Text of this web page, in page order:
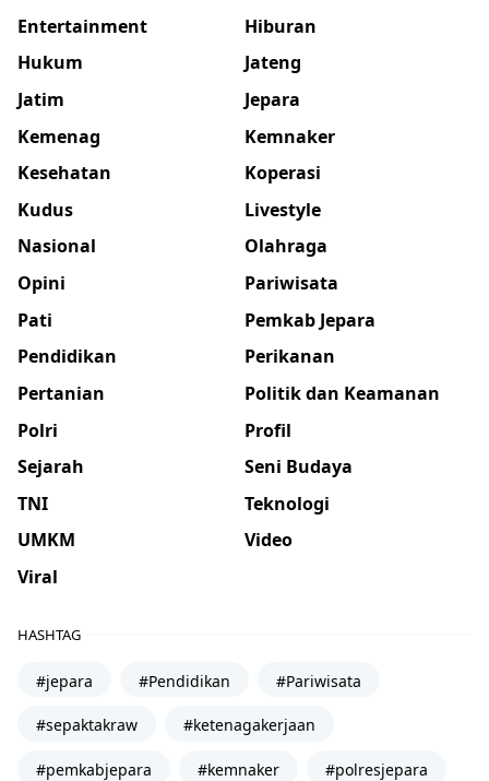
Entertainment
Hiburan
Hukum
Jateng
Jatim
Jepara
Kemenag
Kemnaker
Kesehatan
Koperasi
Kudus
Livestyle
Nasional
Olahraga
Opini
Pariwisata
Pati
Pemkab Jepara
Pendidikan
Perikanan
Pertanian
Politik dan Keamanan
Polri
Profil
Sejarah
Seni Budaya
TNI
Teknologi
UMKM
Video
Viral
HASHTAG
#jepara #Pendidikan #Pariwisata
#sepaktakraw #ketenagakerjaan
#pemkabjepara #kemnaker #polresjepara